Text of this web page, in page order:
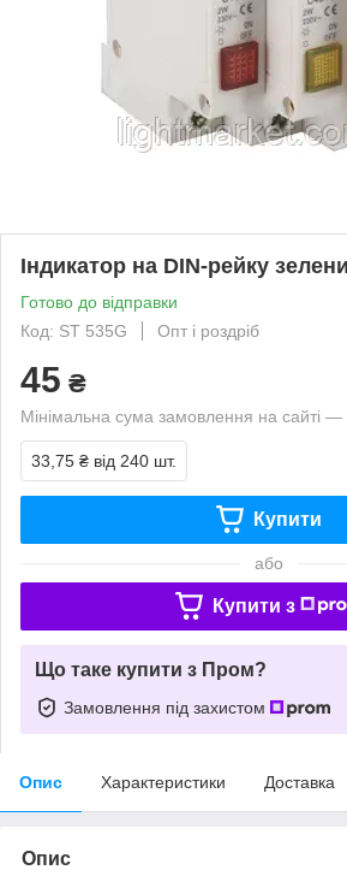
Індикатор на DIN-рейку
Готово до відправки
Код: ST 535G
Опт і роздріб
45 ₴
Мінімальна сума замовлення на сайті
33,75 ₴ від 240 шт.
Купити
або
Купити з
Що таке купити з Пром?
Замовлення під захистом
Опис Характеристики Доставка
Опис